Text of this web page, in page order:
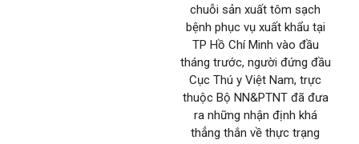
chuỗi sản xuất tôm sạch
bệnh phục vụ xuất khẩu tại
TP Hồ Chí Minh vào đầu
tháng trước, người đứng đầu
Cục Thú y Việt Nam, trực
thuộc Bộ NN&PTNT đã đưa
ra những nhận định khá
thẳng thắn về thực trạng